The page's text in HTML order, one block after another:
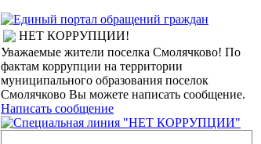
НЕТ КОРРУПЦИИ!
Уважаемые жители поселка Смолячково! По
фактам коррупции на территории
муниципального образования поселок
Смолячково Вы можете написать сообщение.
Написать сообщение